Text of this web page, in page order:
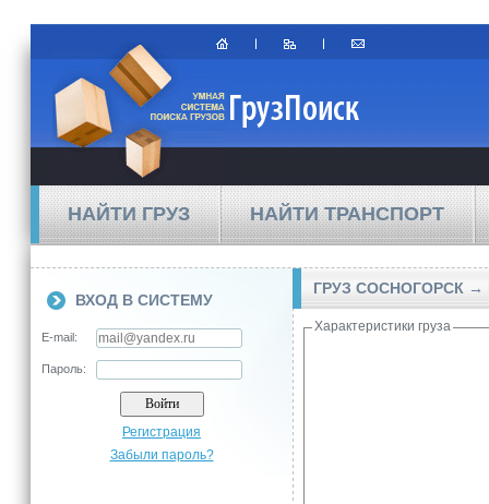
НАЙТИ ГРУЗ НАЙТИ ТРАНСПОРТ
ВХОД В СИСТЕМУ
E-mail:
Пароль:
Регистрация
Забыли пароль?
ГРУЗ СОСНОГОРСК →
Характеристики груза